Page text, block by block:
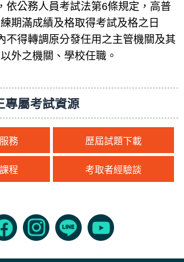
依公務人員考試法第6條規定，高普
期滿成績及格取得考試及格之日
不得轉調原分發任用之主管機關及其
外之機關、學校任職。
專屬考試資源
務 歷屆試題下載
程 考取者經驗談